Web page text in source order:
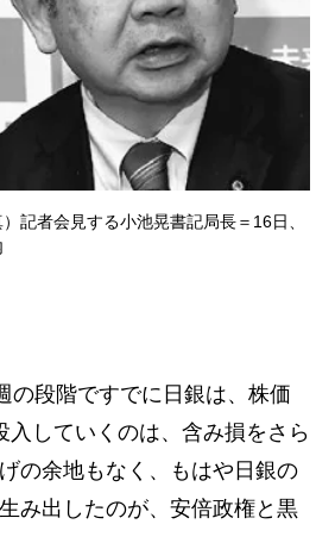
）記者会見する小池晃書記局長＝16日、
段階ですでに日銀は、株価
していくのは、含み損をさら
の余地もなく、もはや日銀の
み出したのが、安倍政権と黒